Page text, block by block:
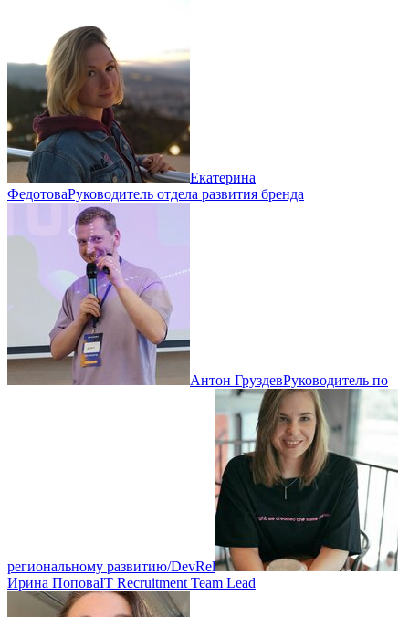
Екатерина
ФедотоваРуководитель отдела развития бренда
Антон ГруздевРуководитель по
региональному развитию/DevRel
Ирина ПоповаIT Recruitment Team Lead